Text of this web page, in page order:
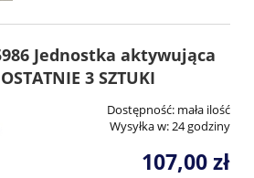
Jednostka aktywująca
3 SZTUKI
Dostępność: mała ilość
Wysyłka w: 24 godziny
107,00 zł